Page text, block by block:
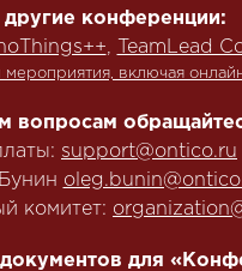
конференции:
, TeamLead
мероприятия, включая
вопросам
support@ontico.ru
комитет:
для